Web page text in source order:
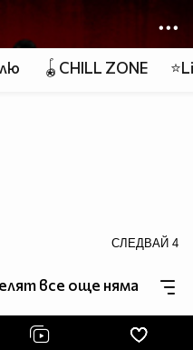
🪀CHILL ZONE
СЛЕДВАЙ 4
все още няма